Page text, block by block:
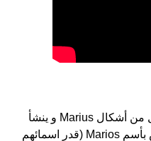
Marios هو اسم للبنين الأسم شكل من أشكال Marius و ينشأ
من يونان. على موقعنا 4 الأشخاص بأسم Marios (قدر اسمائهم